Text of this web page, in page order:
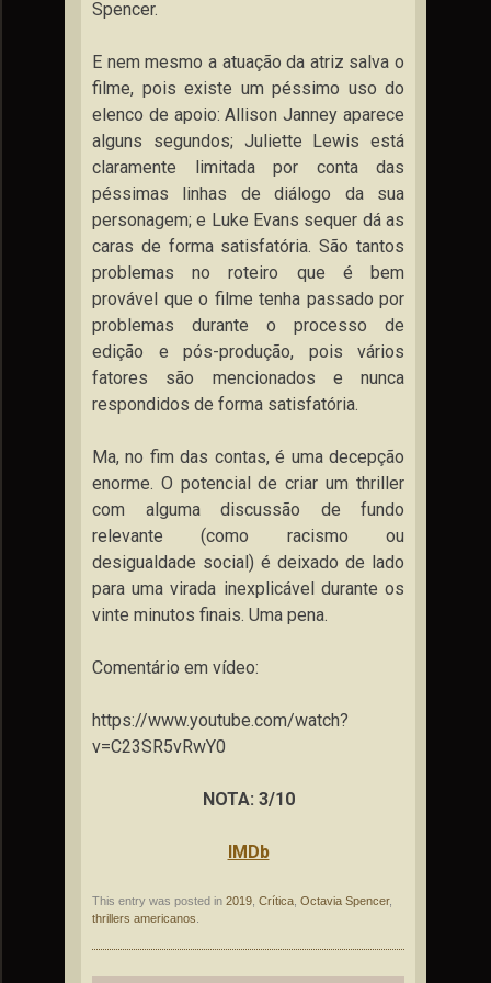
Spencer.
E nem mesmo a atuação da atriz salva o
filme, pois existe um péssimo uso do
elenco de apoio: Allison Janney aparece
alguns segundos; Juliette Lewis está
claramente limitada por conta das
péssimas linhas de diálogo da sua
personagem; e Luke Evans sequer dá as
caras de forma satisfatória. São tantos
problemas no roteiro que é bem
provável que o filme tenha passado por
problemas durante o processo de
edição e pós-produção, pois vários
fatores são mencionados e nunca
respondidos de forma satisfatória.
Ma, no fim das contas, é uma decepção
enorme. O potencial de criar um thriller
com alguma discussão de fundo
relevante (como racismo ou
desigualdade social) é deixado de lado
para uma virada inexplicável durante os
vinte minutos finais. Uma pena.
Comentário em vídeo:
https://www.youtube.com/watch?
v=C23SR5vRwY0
NOTA: 3/10
IMDb
This entry was posted in 2019 Crítica Octavia Spencer,
thrillers americanos